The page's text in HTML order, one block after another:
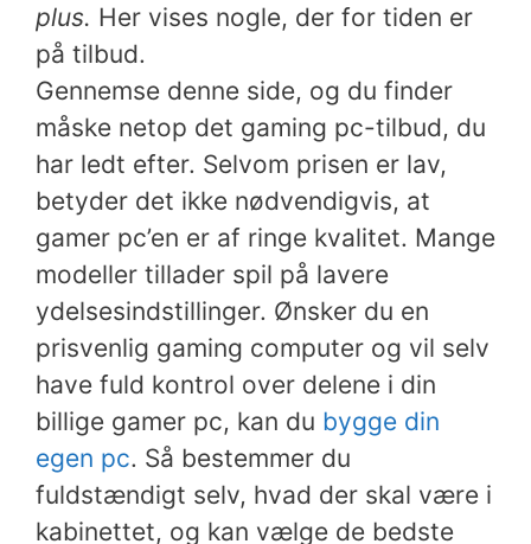
plus. Her vises nogle, der for tiden er
på tilbud.
Gennemse denne side, og du finder
måske netop det gaming pc-tilbud, du
har ledt efter. Selvom prisen er lav,
betyder det ikke nødvendigvis, at
gamer pc’en er af ringe kvalitet. Mange
modeller tillader spil på lavere
ydelsesindstillinger. Ønsker du en
prisvenlig gaming computer og vil selv
have fuld kontrol over delene i din
billige gamer pc, kan du bygge din
egen pc. Så bestemmer du
fuldstændigt selv, hvad der skal være i
kabinettet, og kan vælge de bedste